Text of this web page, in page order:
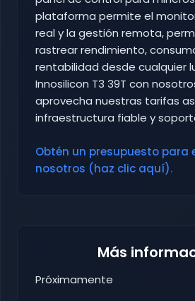
plataforma permite el
real y la gestión remota,
rastrear rendimiento,
rentabilidad desde cualquier
Innosilicon T3 39T con
aprovecha nuestras tarifas
infraestructura fiable y
Obtén un presupuesto para
nosotros (haz clic aquí).
Más
Próximamente